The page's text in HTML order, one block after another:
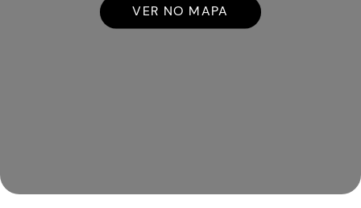
VER NO MAPA